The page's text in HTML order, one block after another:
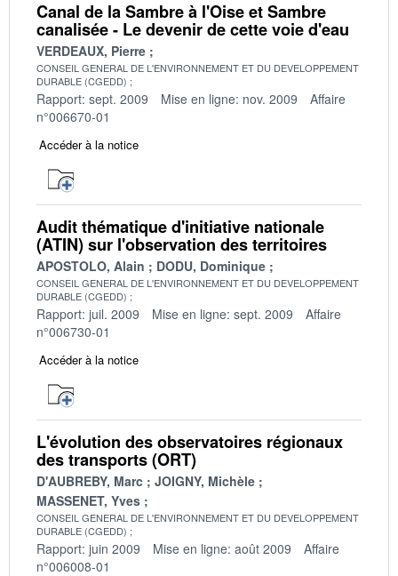
Canal de la Sambre à l'Oise et Sambre
canalisée - Le devenir de cette voie d'eau
VERDEAUX, Pierre
CONSEIL GENERAL DE L'ENVIRONNEMENT ET DU DEVELOPPEMENT
DURABLE (CGEDD)
Rapport: sept. 2009 Mise en ligne: nov. 2009
Affaire
n°006670-01
Accéder à la notice
Audit thématique d'initiative nationale
(ATIN) sur l'observation des territoires
APOSTOLO, Alain DODU, Dominique
CONSEIL GENERAL DE L'ENVIRONNEMENT ET DU DEVELOPPEMENT
DURABLE (CGEDD)
Rapport: juil. 2009 Mise en ligne: sept. 2009
Affaire
n°006730-01
Accéder à la notice
L'évolution des observatoires régionaux
des transports (ORT)
D'AUBREBY, Marc
JOIGNY, Michèle
MASSENET, Yves
CONSEIL GENERAL DE L'ENVIRONNEMENT ET DU DEVELOPPEMENT
DURABLE (CGEDD)
Rapport: juin 2009 Mise en ligne: août 2009
Affaire
n°006008-01